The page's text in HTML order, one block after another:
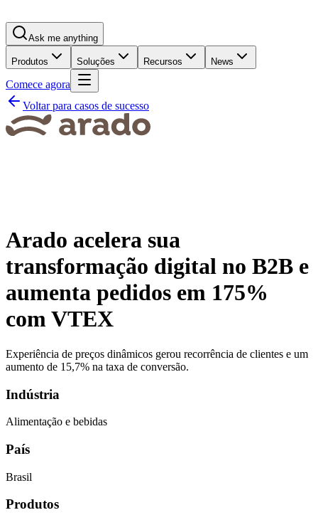
Ask me anything
Produtos Soluções Recursos News
Comece agora
Voltar para casos de sucesso
Arado acelera sua
transformação digital no B2B e
aumenta pedidos em 175%
com VTEX
Experiência de preços dinâmicos gerou recorrência de clientes e um
aumento de 15,7% na taxa de conversão.
Indústria
Alimentação e bebidas
País
Brasil
Produtos